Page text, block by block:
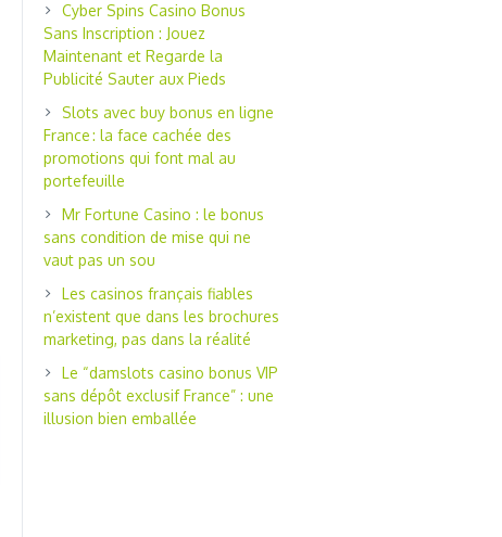
Cyber Spins Casino Bonus
Sans Inscription : Jouez
Maintenant et Regarde la
Publicité Sauter aux Pieds
Slots avec buy bonus en ligne
France : la face cachée des
promotions qui font mal au
portefeuille
Mr Fortune Casino : le bonus
sans condition de mise qui ne
vaut pas un sou
Les casinos français fiables
n’existent que dans les brochures
marketing, pas dans la réalité
Le “damslots casino bonus VIP
sans dépôt exclusif France” : une
illusion bien emballée